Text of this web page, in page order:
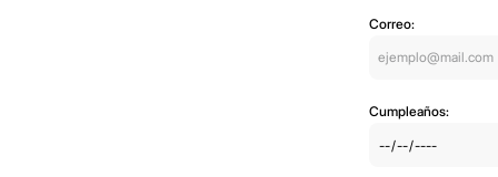
Correo:
Cumpleaños: